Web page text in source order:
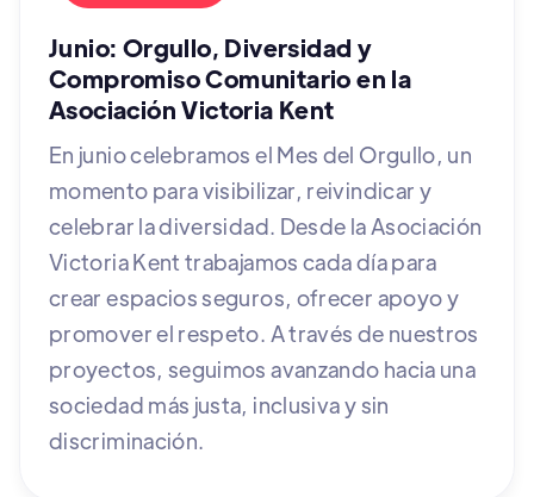
Junio: Orgullo, Diversidad y
Compromiso Comunitario en la
Asociación Victoria Kent
En junio celebramos el Mes del Orgullo, un
momento para visibilizar, reivindicar y
celebrar la diversidad. Desde la Asociación
Victoria Kent trabajamos cada día para
crear espacios seguros, ofrecer apoyo y
promover el respeto. A través de nuestros
proyectos, seguimos avanzando hacia una
sociedad más justa, inclusiva y sin
discriminación.